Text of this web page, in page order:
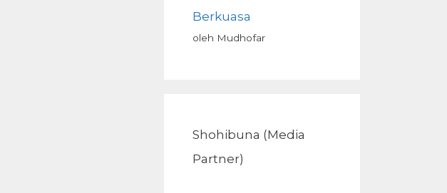
Berkuasa
oleh Mudhofar
Shohibuna (Media
Partner)